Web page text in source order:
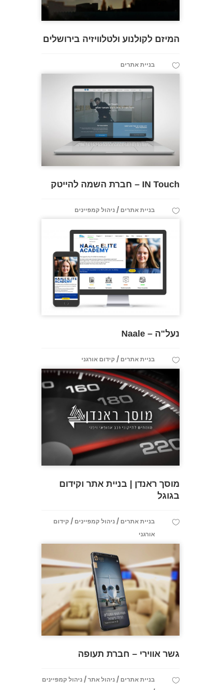
המיזם לקולנוע ולטלוויזיה בירושלים
בניית אתרים
IN Touch – חברת השמה להייטק
בניית אתרים / ניהול קמפיינים
נעל"ה – Naale
בניית אתרים / קידום אורגני
מוסך ראנדן | בניית אתר וקידום
בגוגל
בניית אתרים / ניהול קמפיינים / קידום
אורגני
גשר אווירי – חברת תעופה
בניית אתרים / ניהול אתר / ניהול קמפיינים